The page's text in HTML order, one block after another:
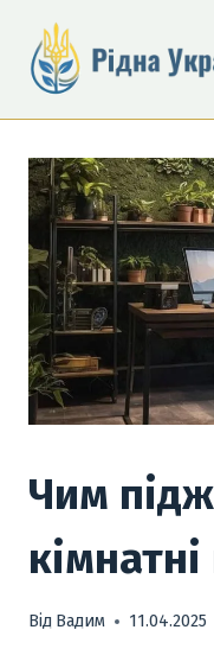
вмісту
Чим
кімнатні
Від Вадим 11.04.2025